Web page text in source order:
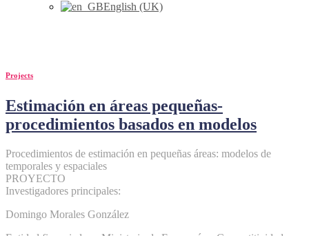
English (UK)
Projects
Estimación en áreas pequeñas-
procedimientos basados en modelos
Procedimientos de estimación en pequeñas áreas: modelos de
temporales y espaciales
PROYECTO
Investigadores principales:
Domingo Morales González